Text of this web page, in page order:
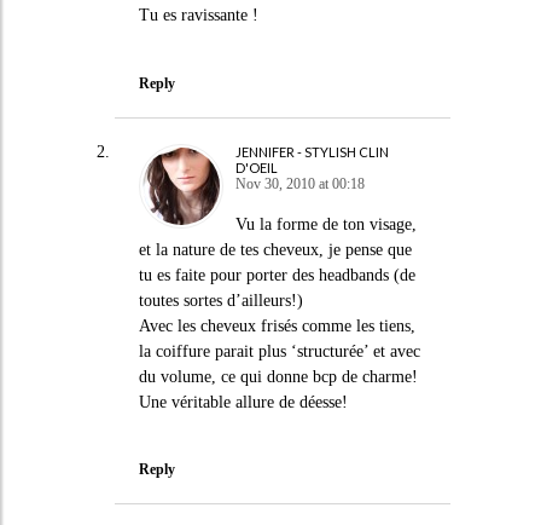
Tu es ravissante !
Reply
JENNIFER - STYLISH CLIN
D'OEIL
Nov 30, 2010 at 00:18
Vu la forme de ton visage,
et la nature de tes cheveux, je pense que
tu es faite pour porter des headbands (de
toutes sortes d’ailleurs!)
Avec les cheveux frisés comme les tiens,
la coiffure parait plus ‘structurée’ et avec
du volume, ce qui donne bcp de charme!
Une véritable allure de déesse!
Reply